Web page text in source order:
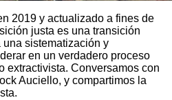
2019 y actualizado a fines de
justa es una transición
una sistematización y
en un verdadero proceso
extractivista. Conversamos con
Auciello, y compartimos la